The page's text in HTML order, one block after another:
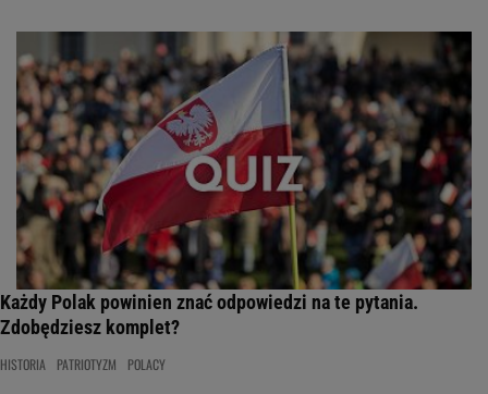
Każdy Polak powinien znać odpowiedzi na te pytania.
Zdobędziesz komplet?
HISTORIA PATRIOTYZM POLACY